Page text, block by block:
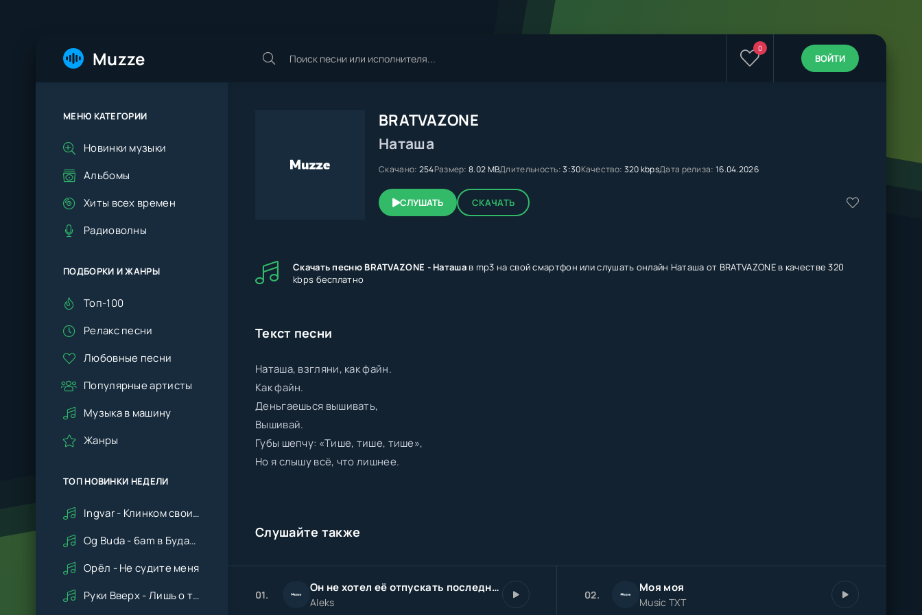
Muzze 0
ВОЙТИ
BRATVAZONE
Наташа
Скачано: 254Размер: 8.02 MBДлительность:3:30Качество: 320 kbpsДата релиза: 16.04.2026
СЛУШАТЬ СКАЧАТЬ
Скачать песню BRATVAZONE - Наташав mp3 на свой смартфон или слушать онлайн Наташа от BRATVAZONE в качестве 320
kbps бесплатно
Текст песни
Наташа, взгляни, как файн.
Как файн.
Деньгаешься вышивать,
Вышивай.
Губы шепчу: «Тише, тише, тише»,
Но я слышу всё, что лишнее.
Слушайте также
01. Он не хотел её отпускать последний вечер
Aleks
02. Моя моя
Music TXT
МЕНЮ КАТЕГОРИИ
Новинки музыки
Альбомы
Хиты всех времен
Радиоволны
ПОДБОРКИ И ЖАНРЫ
Топ-100
Релакс песни
Любовные песни
Популярные артисты
Музыка в машину
Жанры
ТОП НОВИНКИ НЕДЕЛИ
Ingvar - Клинком своим ударишь ты по сердцу мне
Og Buda - 6am в Будапеште
Орёл - Не судите меня
Руки Вверх - Лишь о тебе мечтая (Remix cover Deep House)